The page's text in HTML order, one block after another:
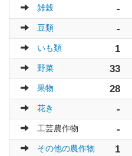
雑穀 -
豆類 -
いも類 1
野菜 33
果物 28
花き -
工芸農作物 -
その他の農作物 1